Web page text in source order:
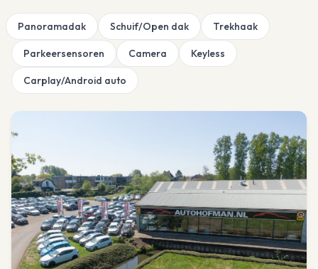
Panoramadak Schuif/Open dak Trekhaak
Parkeersensoren Camera Keyless
Carplay/Android auto